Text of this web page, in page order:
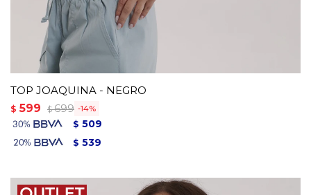
TOP JOAQUINA - NEGRO
$ 599 $ 699 14
$ 509
$ 539